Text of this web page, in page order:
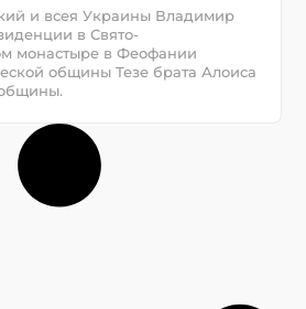
и всея Украины Владимир
в Свято-
монастыре в Феофании
общины Тезе брата Алоиса